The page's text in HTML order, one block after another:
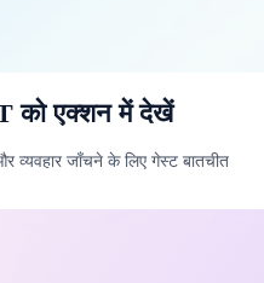
को एक्शन में देखें
जाँचने के लिए गेस्ट बातचीत